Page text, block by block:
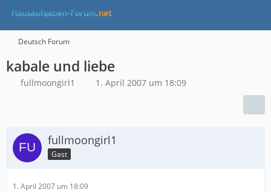
Deutsch Forum
kabale und liebe
fullmoongirl1 1. April 2007 um 18:09
fullmoongirl1
Gast
1. April 2007 um 18:09